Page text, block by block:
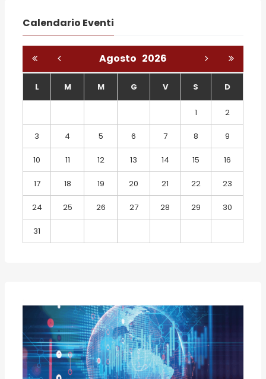
Calendario Eventi
Agosto 2026
L M M G V S D
1 2
3 4 5 6 7 8 9
10 11 12 13 14 15 16
17 18 19 20 21 22 23
24 25 26 27 28 29 30
31